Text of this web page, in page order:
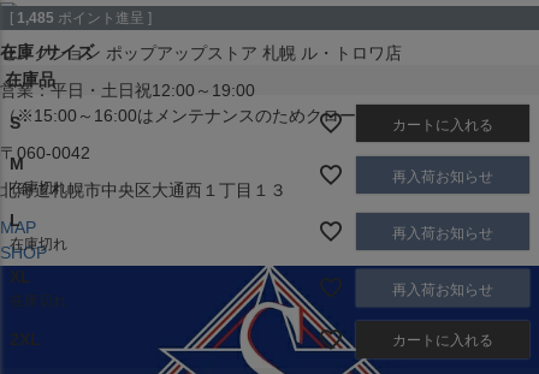
セレクション ポップアップストア 札幌 ル・トロワ店
営業：平日・土日祝12:00～19:00
（※15:00～16:00はメンテナンスのためクローズ）
〒060-0042
北海道札幌市中央区大通西１丁目１３
MAP
SHOP
[ 1,485 ポイント進呈 ]
在庫 サイズ
在庫品
S カートに入れる
M
在庫切れ
再入荷お知らせ
L
在庫切れ
再入荷お知らせ
XL
在庫切れ
再入荷お知らせ
2XL カートに入れる